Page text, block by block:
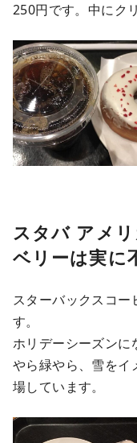
250円です。中にク
スタバ アメ
ベリーは実に
スターバックスコー
す。
ホリデーシーズンに
やら緑やら、雪をイ
場しています。